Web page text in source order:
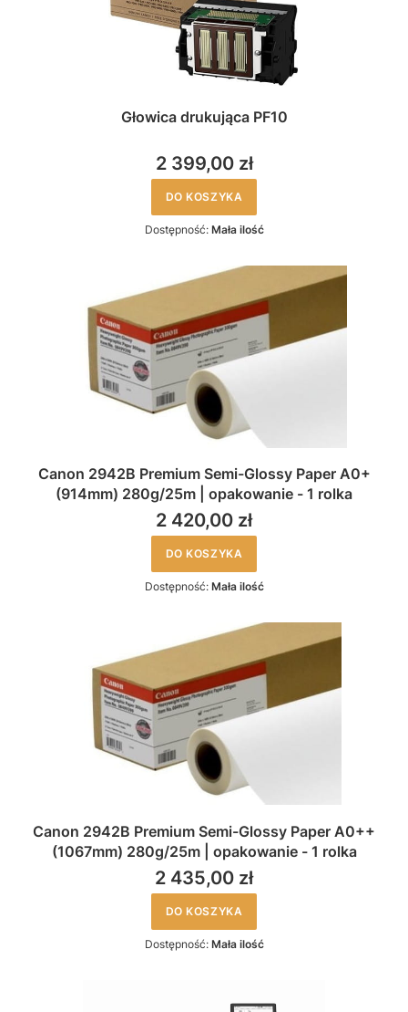
Głowica drukująca PF10
2 399,00 zł
DO KOSZYKA
Dostępność: Mała ilość
Canon 2942B Premium Semi-Glossy Paper A0+
(914mm) 280g/25m | opakowanie - 1 rolka
2 420,00 zł
DO KOSZYKA
Dostępność: Mała ilość
Canon 2942B Premium Semi-Glossy Paper A0++
(1067mm) 280g/25m | opakowanie - 1 rolka
2 435,00 zł
DO KOSZYKA
Dostępność: Mała ilość